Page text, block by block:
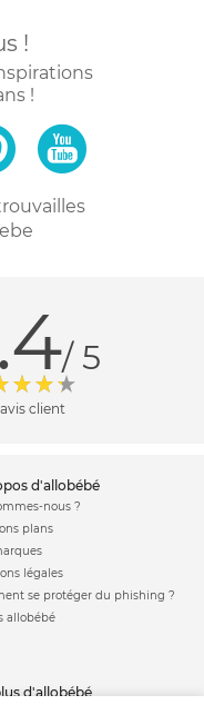
!
!
/ 5
avis client
d'allobébé
nous ?
plans
légales
se protéger du phishing ?
allobébé
d'allobébé